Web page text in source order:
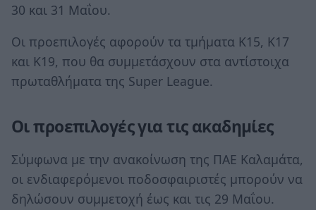
30 και 31 Μαΐου.
Οι προεπιλογές αφορούν τα τμήματα Κ15, Κ17
και Κ19, που θα συμμετάσχουν στα αντίστοιχα
πρωταθλήματα της Super League.
Οι προεπιλογές για τις ακαδημίες
Σύμφωνα με την ανακοίνωση της ΠΑΕ Καλαμάτα,
οι ενδιαφερόμενοι ποδοσφαιριστές μπορούν να
δηλώσουν συμμετοχή έως και τις 29 Μαΐου.